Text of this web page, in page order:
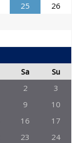
25
26
Sa
Su
2
3
9
10
16
17
23
24